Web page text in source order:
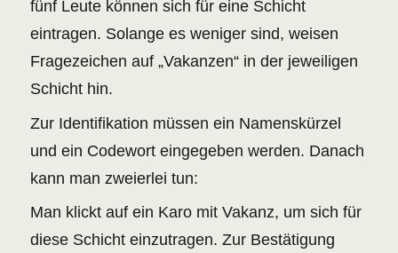
fünf Leute können sich für eine Schicht
eintragen. Solange es weniger sind, weisen
Fragezeichen auf „Vakanzen“ in der jeweiligen
Schicht hin.
Zur Identifikation müssen ein Namenskürzel
und ein Codewort eingegeben werden. Danach
kann man zweierlei tun:
Man klickt auf ein Karo mit Vakanz, um sich für
diese Schicht einzutragen. Zur Bestätigung